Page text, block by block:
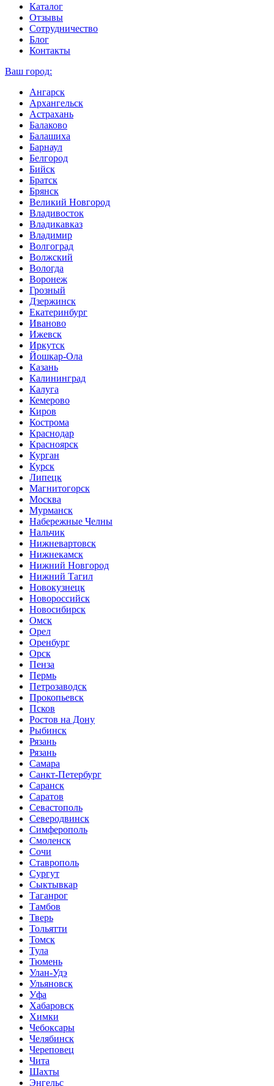
Каталог
Отзывы
Сотрудничество
Блог
Контакты
Ваш город:
Ангарск
Архангельск
Астрахань
Балаково
Балашиха
Барнаул
Белгород
Бийск
Братск
Брянск
Великий Новгород
Владивосток
Владикавказ
Владимир
Волгоград
Волжский
Вологда
Воронеж
Грозный
Дзержинск
Екатеринбург
Иваново
Ижевск
Иркутск
Йошкар-Ола
Казань
Калининград
Калуга
Кемерово
Киров
Кострома
Краснодар
Красноярск
Курган
Курск
Липецк
Магнитогорск
Москва
Мурманск
Набережные Челны
Нальчик
Нижневартовск
Нижнекамск
Нижний Новгород
Нижний Тагил
Новокузнецк
Новороссийск
Новосибирск
Омск
Орел
Оренбург
Орск
Пенза
Пермь
Петрозаводск
Прокопьевск
Псков
Ростов на Дону
Рыбинск
Рязань
Рязань
Самара
Санкт-Петербург
Саранск
Саратов
Севастополь
Северодвинск
Симферополь
Смоленск
Сочи
Ставрополь
Сургут
Сыктывкар
Таганрог
Тамбов
Тверь
Тольятти
Томск
Тула
Тюмень
Улан-Удэ
Ульяновск
Уфа
Хабаровск
Химки
Чебоксары
Челябинск
Череповец
Чита
Шахты
Энгельс